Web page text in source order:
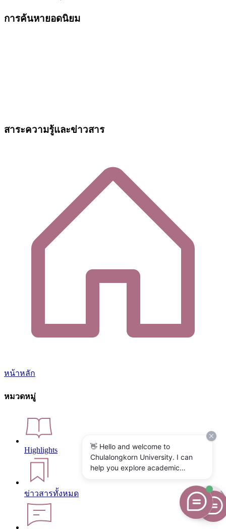
การค้นหายอดนิยม
สาระความรู้และข่าวสาร
หน้าหลัก
หมวดหมู่
Highlights
ข่าวสารทั้งหมด
👋 Hello and welcome to
Chulalongkorn University. I can
help you explore academic